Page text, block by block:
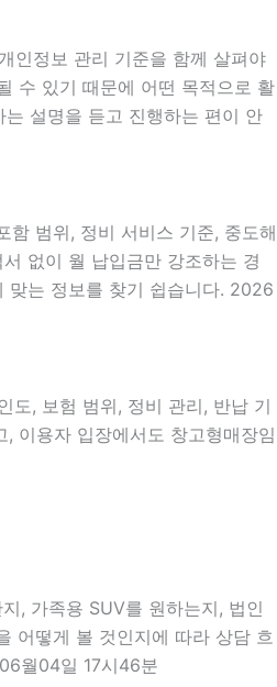
인정보 관리 기준을 함께 살펴야
수 있기 때문에 어떤 목적으로 활
설명을 듣고 진행하는 편이 안
범위, 정비 서비스 기준, 중도해
없이 월 납입금만 강조하는 경
맞는 정보를 찾기 쉽습니다. 2026
도, 보험 범위, 정비 관리, 반납 기
이용자 입장에서도 창고형매장임
, 가족용 SUV를 원하는지, 법인
어떻게 볼 것인지에 따라 상담 흐
월04일 17시46분